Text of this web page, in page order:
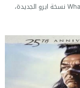
تحميل واتساب ايرو آخر إصدار WhatsApp Aero v18.40 نسخة ايرو الجديدة،